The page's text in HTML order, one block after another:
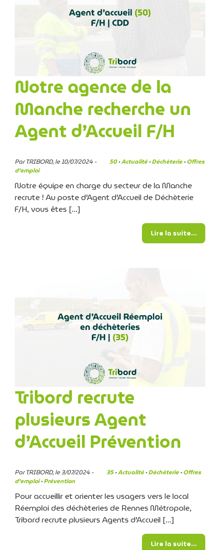
Notre agence de la
Manche recherche un
Agent d’Accueil F/H
Par TRIBORD, le 10/07/2024 - 50·Actualité·Déchèterie·Offres
d'emploi
Notre équipe en charge du secteur de la Manche
recrute ! Au poste d’Agent d’Accueil de Déchèterie
F/H, vous êtes […]
Lire la suite…from
Tribord recrute
plusieurs Agent
d’Accueil Prévention
Par TRIBORD, le 3/07/2024 - 35·Actualité·Déchèterie·Offres
d'emploi·Prévention
Pour accueillir et orienter les usagers vers le local
Réemploi des déchèteries de Rennes Métropole,
Tribord recrute plusieurs Agents d’Accueil […]
Lire la suite…from